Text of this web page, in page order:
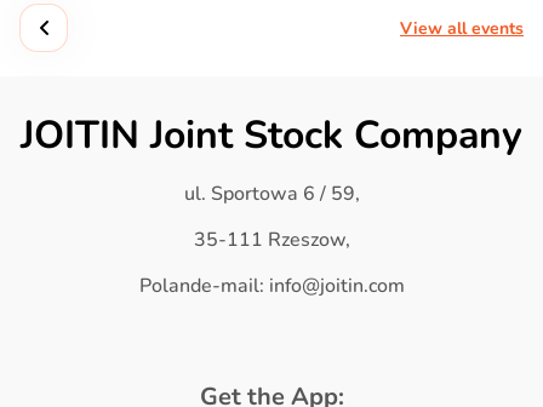
View all events
JOITIN Joint Stock Company
ul. Sportowa 6 / 59,
35-111 Rzeszow,
Polande-mail: info@joitin.com
Get the App: